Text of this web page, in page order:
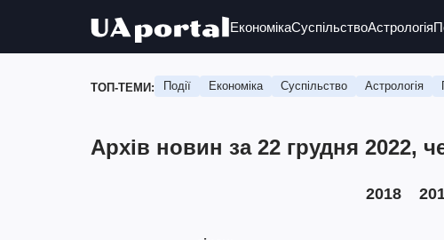
ЕкономікаСуспільствоАстрологія
ТОП-ТЕМИ: Події Економіка Суспільство Астрологія
Архів новин за 22 грудня 2022,
2018